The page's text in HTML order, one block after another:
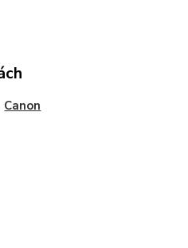
Canon